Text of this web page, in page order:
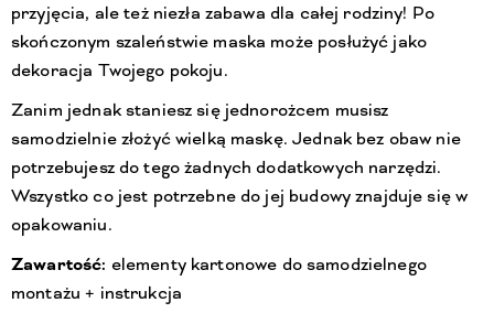
przyjęcia, ale też niezła zabawa dla całej rodziny! Po
skończonym szaleństwie maska może posłużyć jako
dekoracja Twojego pokoju.
Zanim jednak staniesz się jednorożcem musisz
samodzielnie złożyć wielką maskę. Jednak bez obaw nie
potrzebujesz do tego żadnych dodatkowych narzędzi.
Wszystko co jest potrzebne do jej budowy znajduje się w
opakowaniu.
Zawartość: elementy kartonowe do samodzielnego
montażu + instrukcja